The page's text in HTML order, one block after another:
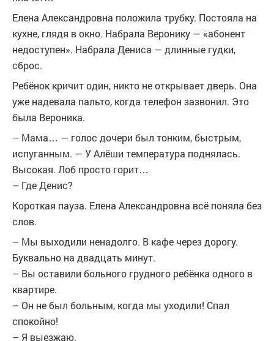
Елена Александровна положила трубку. Постояла на
кухне, глядя в окно. Набрала Веронику — «абонент
недоступен». Набрала Дениса — длинные гудки,
сброс.
Ребёнок кричит один, никто не открывает дверь. Она
уже надевала пальто, когда телефон зазвонил. Это
была Вероника.
– Мама… — голос дочери был тонким, быстрым,
испуганным. — У Алёши температура поднялась.
Высокая. Лоб просто горит…
– Где Денис?
Короткая пауза. Елена Александровна всё поняла без
слов.
– Мы выходили ненадолго. В кафе через дорогу.
Буквально на двадцать минут.
– Вы оставили больного грудного ребёнка одного в
квартире.
– Он не был больным, когда мы уходили! Спал
спокойно!
– Я выезжаю.